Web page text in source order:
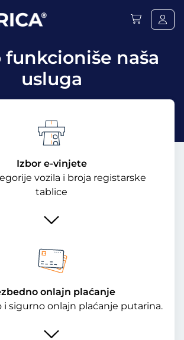
funkcioniše naša
usluga
Izbor e-vinjete
vozila i broja registarske
tablice
onlajn plaćanje
i sigurno onlajn plaćanje putarina.